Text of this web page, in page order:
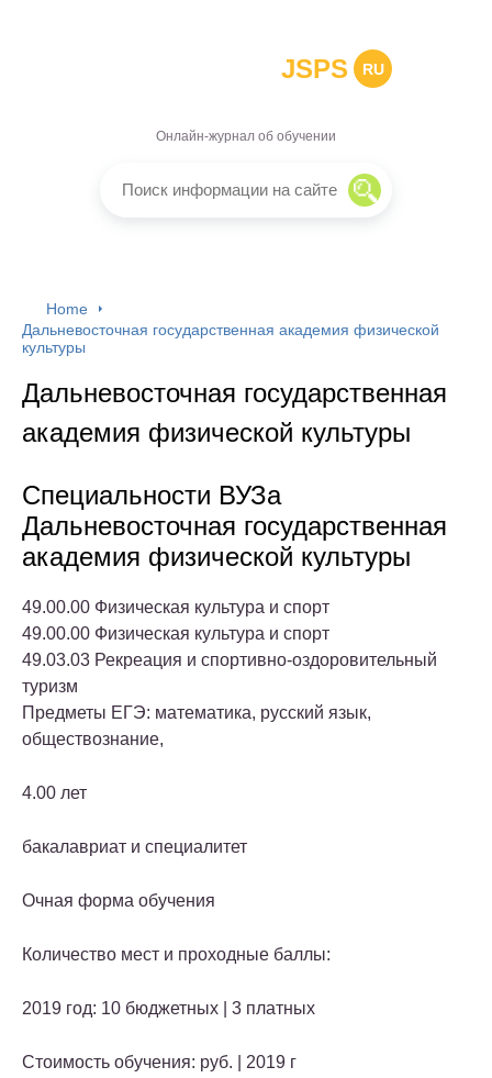
JSPS RU
Онлайн-журнал об обучении
Home
Дальневосточная государственная академия физической
культуры
Дальневосточная государственная
академия физической культуры
Специальности ВУЗа
Дальневосточная государственная
академия физической культуры
49.00.00 Физическая культура и спорт
49.00.00 Физическая культура и спорт
49.03.03 Рекреация и спортивно-оздоровительный
туризм
Предметы ЕГЭ: математика, русский язык,
обществознание,
4.00 лет
бакалавриат и специалитет
Очная форма обучения
Количество мест и проходные баллы:
2019 год: 10 бюджетных | 3 платных
Стоимость обучения: руб. | 2019 г